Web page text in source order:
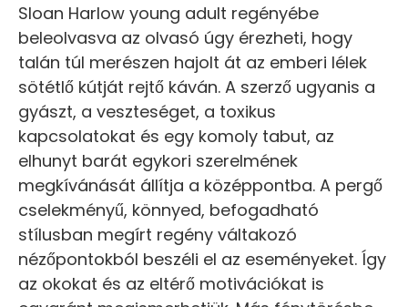
Sloan Harlow young adult regényébe
beleolvasva az olvasó úgy érezheti, hogy
talán túl merészen hajolt át az emberi lélek
sötétlő kútját rejtő káván. A szerző ugyanis a
gyászt, a veszteséget, a toxikus
kapcsolatokat és egy komoly tabut, az
elhunyt barát egykori szerelmének
megkívánását állítja a középpontba. A pergő
cselekményű, könnyed, befogadható
stílusban megírt regény váltakozó
nézőpontokból beszéli el az eseményeket. Így
az okokat és az eltérő motivációkat is